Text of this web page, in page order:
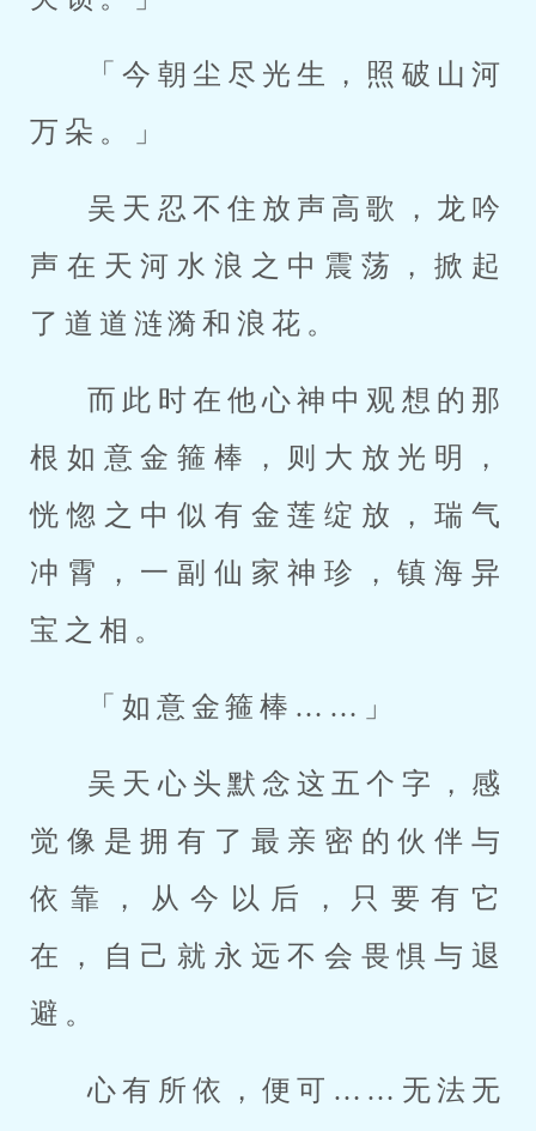
「今朝尘尽光生，照破山河
万朵。」
吴天忍不住放声高歌，龙吟
声在天河水浪之中震荡，掀起
了道道涟漪和浪花。
而此时在他心神中观想的那
根如意金箍棒，则大放光明，
恍惚之中似有金莲绽放，瑞气
冲霄，一副仙家神珍，镇海异
宝之相。
「如意金箍棒……」
吴天心头默念这五个字，感
觉像是拥有了最亲密的伙伴与
依靠，从今以后，只要有它
在，自己就永远不会畏惧与退
避。
心有所依，便可……无法无